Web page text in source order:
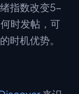
指数改变5-
时发帖，可
时机优势。